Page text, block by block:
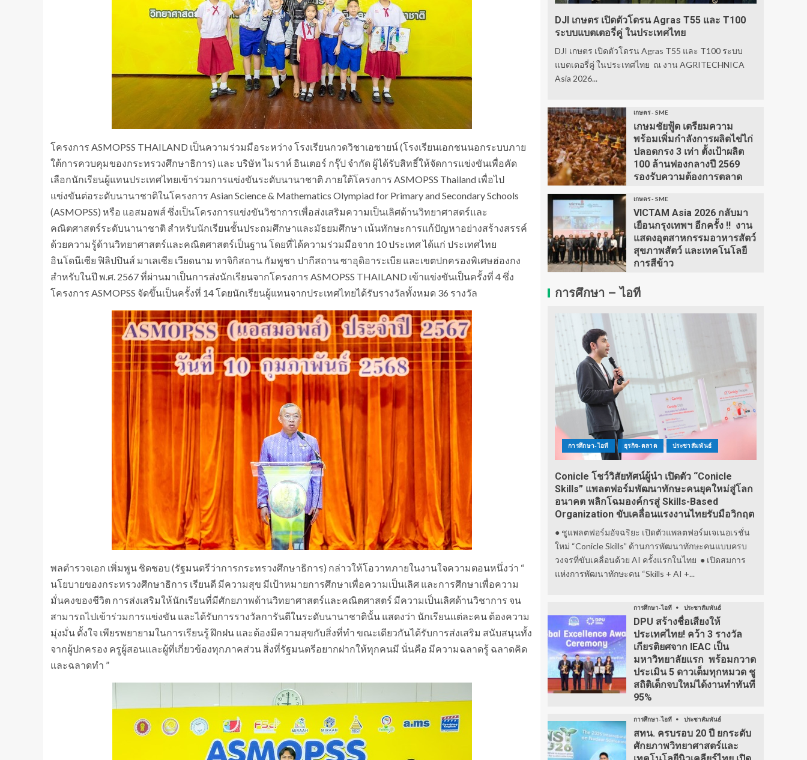
โครงการ ASMOPSS THAILAND เป็นความร่วมมือระหว่าง โรงเรียนกวดวิชาเอซายน์ (โรงเรียนเอกชนนอกระบบภาย
ใต้การควบคุมของกระทรวงศึกษาธิการ) และ บริษัท ไมราห์ อินเตอร์ กรุ๊ป จำกัด ผู้ได้รับสิทธิ์ให้จัดการแข่งขันเพื่อคัด
เลือกนักเรียนผู้แทนประเทศไทยเข้าร่วมการแข่งขันระดับนานาชาติ ภายใต้โครงการ ASMOPSS Thailand เพื่อไป
แข่งขันต่อระดับนานาชาติในโครงการ Asian Science & Mathematics Olympiad for Primary and Secondary Schools
(ASMOPSS) หรือ แอสมอพส์ ซึ่งเป็นโครงการแข่งขันวิชาการเพื่อส่งเสริมความเป็นเลิศด้านวิทยาศาสตร์และ
คณิตศาสตร์ระดับนานาชาติ สำหรับนักเรียนชั้นประถมศึกษาและมัธยมศึกษา เน้นทักษะการแก้ปัญหาอย่างสร้างสรรค์
ด้วยความรู้ด้านวิทยาศาสตร์และคณิตศาสตร์เป็นฐาน โดยที่ได้ความร่วมมือจาก 10 ประเทศ ได้แก่ ประเทศไทย
อินโดนีเซีย ฟิลิปปินส์ มาเลเซีย เวียดนาม ทาจิกิสถาน กัมพูชา ปากีสถาน ซาอุดิอาระเบีย และเขตปกครองพิเศษฮ่องกง
สำหรับในปี พ.ศ. 2567 ที่ผ่านมาเป็นการส่งนักเรียนจากโครงการ ASMOPSS THAILAND เข้าแข่งขันเป็นครั้งที่ 4 ซึ่ง
โครงการ ASMOPSS จัดขึ้นเป็นครั้งที่ 14 โดยนักเรียนผู้แทนจากประเทศไทยได้รับรางวัลทั้งหมด 36 รางวัล
พลตำรวจเอก เพิ่มพูน ชิดชอบ (รัฐมนตรีว่าการกระทรวงศึกษาธิการ) กล่าวให้โอวาทภายในงานใจความตอนหนึ่งว่า “
นโยบายของกระทรวงศึกษาธิการ เรียนดี มีความสุข มีเป้าหมายการศึกษาเพื่อความเป็นเลิศ และการศึกษาเพื่อความ
มั่นคงของชีวิต การส่งเสริมให้นักเรียนที่มีศักยภาพด้านวิทยาศาสตร์และคณิตศาสตร์ มีความเป็นเลิศด้านวิชาการ จน
สามารถไปเข้าร่วมการแข่งขัน และได้รับการรางวัลการันตีในระดับนานาชาตินั้น แสดงว่า นักเรียนแต่ละคน ต้องความ
มุ่งมั่น ตั้งใจ เพียรพยายามในการเรียนรู้ ฝึกฝน และต้องมีความสุขกับสิ่งที่ทำ ขณะเดียวกันได้รับการส่งเสริม สนับสนุนทั้ง
จากผู้ปกครอง ครูผู้สอนและผู้ที่เกี่ยวข้องทุกภาคส่วน สิ่งที่รัฐมนตรีอยากฝากให้ทุกคนมี นั่นคือ มีความฉลาดรู้ ฉลาดคิด
และฉลาดทำ ”
DJI เกษตร เปิดตัวโดรน Agras T55 และ T100
ระบบแบตเตอรี่คู่ ในประเทศไทย
DJI เกษตร เปิดตัวโดรน Agras T55 และ T100 ระบบ
แบตเตอรี่คู่ ในประเทศไทย ณ งาน AGRITECHNICA
Asia 2026...
เกษตร - SME
เกษมชัยฟู้ด เตรียมความ
พร้อมเพิ่มกำลังการผลิตไข่ไก่
ปลอดกรง 3 เท่า ตั้งเป้าผลิต
100 ล้านฟองกลางปี 2569
รองรับความต้องการตลาด
เกษตร - SME
VICTAM Asia 2026 กลับมา
เยือนกรุงเทพฯ อีกครั้ง !! งาน
แสดงอุตสาหกรรมอาหารสัตว์
สุขภาพสัตว์ และเทคโนโลยี
การสีข้าว
การศึกษา – ไอที
การศึกษา-ไอที ธุรกิจ-ตลาด ประชาสัมพันธ์
Conicle โชว์วิสัยทัศน์ผู้นำ เปิดตัว “Conicle
Skills” แพลตฟอร์มพัฒนาทักษะคนยุคใหม่สู่โลก
อนาคต พลิกโฉมองค์กรสู่ Skills-Based
Organization ขับเคลื่อนแรงงานไทยรับมือวิกฤต
● ชูแพลตฟอร์มอัจฉริยะ เปิดตัวแพลตฟอร์มเจเนอเรชั่น
ใหม่ “Conicle Skills” ด้านการพัฒนาทักษะคนแบบครบ
วงจรที่ขับเคลื่อนด้วย AI ครั้งแรกในไทย ● เปิดสมการ
แห่งการพัฒนาทักษะคน “Skills + AI +...
การศึกษา-ไอที ประชาสัมพันธ์
DPU สร้างชื่อเสียงให้
ประเทศไทย! คว้า 3 รางวัล
เกียรติยศจาก IEAC เป็น
มหาวิทยาลัยแรก พร้อมกวาด
ประเมิน 5 ดาวเต็มทุกหมวด ชู
สถิติเด็กจบใหม่ได้งานทำทันที
95%
การศึกษา-ไอที ประชาสัมพันธ์
สทน. ครบรอบ 20 ปี ยกระดับ
ศักยภาพวิทยาศาสตร์และ